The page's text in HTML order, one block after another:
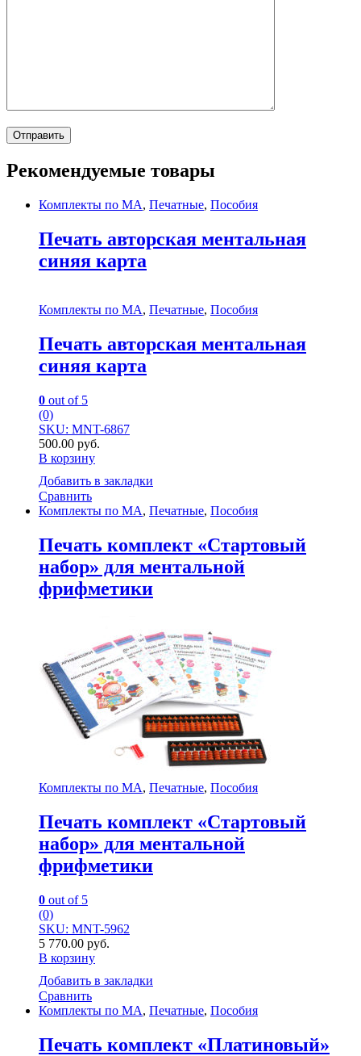
Рекомендуемые товары
Комплекты по МА, Печатные, Пособия
Печать авторская ментальная
синяя карта
Комплекты по МА, Печатные, Пособия
Печать авторская ментальная
синяя карта
0 out of 5
(0)
SKU: MNT-6867
500.00 руб.
В корзину
Добавить в закладки
Сравнить
Комплекты по МА, Печатные, Пособия
Печать комплект «Стартовый
набор» для ментальной
фрифметики
Комплекты по МА, Печатные, Пособия
Печать комплект «Стартовый
набор» для ментальной
фрифметики
0 out of 5
(0)
SKU: MNT-5962
5 770.00 руб.
В корзину
Добавить в закладки
Сравнить
Комплекты по МА, Печатные, Пособия
Печать комплект «Платиновый»